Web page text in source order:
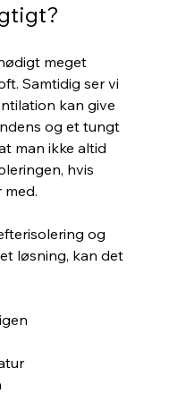
meget
Samtidig ser vi
kan give
og et tungt
man ikke altid
hvis
og
løsning, kan det